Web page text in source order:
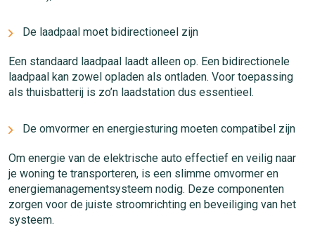
De laadpaal moet bidirectioneel zijn
Een standaard laadpaal laadt alleen op. Een bidirectionele
laadpaal kan zowel opladen als ontladen. Voor toepassing
als thuisbatterij is zo’n laadstation dus essentieel.
De omvormer en energiesturing moeten compatibel zijn
Om energie van de elektrische auto effectief en veilig naar
je woning te transporteren, is een slimme omvormer en
energiemanagementsysteem nodig. Deze componenten
zorgen voor de juiste stroomrichting en beveiliging van het
systeem.